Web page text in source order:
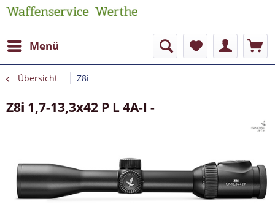
Menü
Übersicht Z8i
Z8i 1,7-13,3x42 P L 4A-I -